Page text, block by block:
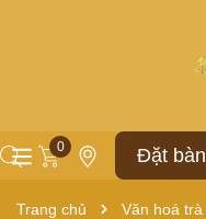
0 Đặt bàn
Trang chủ Văn hoá trà